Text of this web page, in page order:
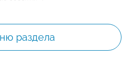
раздела